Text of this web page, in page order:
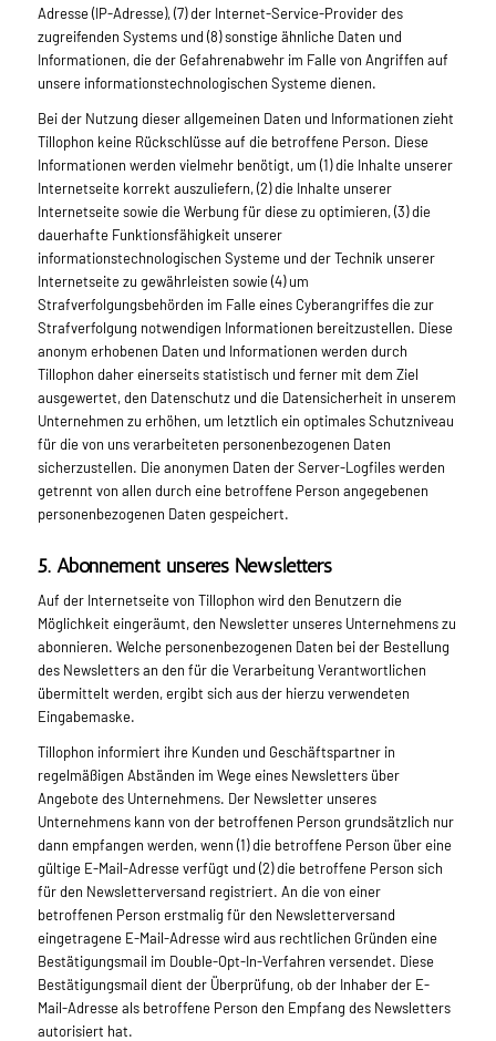
Adresse (IP-Adresse), (7) der Internet-Service-Provider des
zugreifenden Systems und (8) sonstige ähnliche Daten und
Informationen, die der Gefahrenabwehr im Falle von Angriffen auf
unsere informationstechnologischen Systeme dienen.
Bei der Nutzung dieser allgemeinen Daten und Informationen zieht
Tillophon keine Rückschlüsse auf die betroffene Person. Diese
Informationen werden vielmehr benötigt, um (1) die Inhalte unserer
Internetseite korrekt auszuliefern, (2) die Inhalte unserer
Internetseite sowie die Werbung für diese zu optimieren, (3) die
dauerhafte Funktionsfähigkeit unserer
informationstechnologischen Systeme und der Technik unserer
Internetseite zu gewährleisten sowie (4) um
Strafverfolgungsbehörden im Falle eines Cyberangriffes die zur
Strafverfolgung notwendigen Informationen bereitzustellen. Diese
anonym erhobenen Daten und Informationen werden durch
Tillophon daher einerseits statistisch und ferner mit dem Ziel
ausgewertet, den Datenschutz und die Datensicherheit in unserem
Unternehmen zu erhöhen, um letztlich ein optimales Schutzniveau
für die von uns verarbeiteten personenbezogenen Daten
sicherzustellen. Die anonymen Daten der Server-Logfiles werden
getrennt von allen durch eine betroffene Person angegebenen
personenbezogenen Daten gespeichert.
5. Abonnement unseres Newsletters
Auf der Internetseite von Tillophon wird den Benutzern die
Möglichkeit eingeräumt, den Newsletter unseres Unternehmens zu
abonnieren. Welche personenbezogenen Daten bei der Bestellung
des Newsletters an den für die Verarbeitung Verantwortlichen
übermittelt werden, ergibt sich aus der hierzu verwendeten
Eingabemaske.
Tillophon informiert ihre Kunden und Geschäftspartner in
regelmäßigen Abständen im Wege eines Newsletters über
Angebote des Unternehmens. Der Newsletter unseres
Unternehmens kann von der betroffenen Person grundsätzlich nur
dann empfangen werden, wenn (1) die betroffene Person über eine
gültige E-Mail-Adresse verfügt und (2) die betroffene Person sich
für den Newsletterversand registriert. An die von einer
betroffenen Person erstmalig für den Newsletterversand
eingetragene E-Mail-Adresse wird aus rechtlichen Gründen eine
Bestätigungsmail im Double-Opt-In-Verfahren versendet. Diese
Bestätigungsmail dient der Überprüfung, ob der Inhaber der E-
Mail-Adresse als betroffene Person den Empfang des Newsletters
autorisiert hat.